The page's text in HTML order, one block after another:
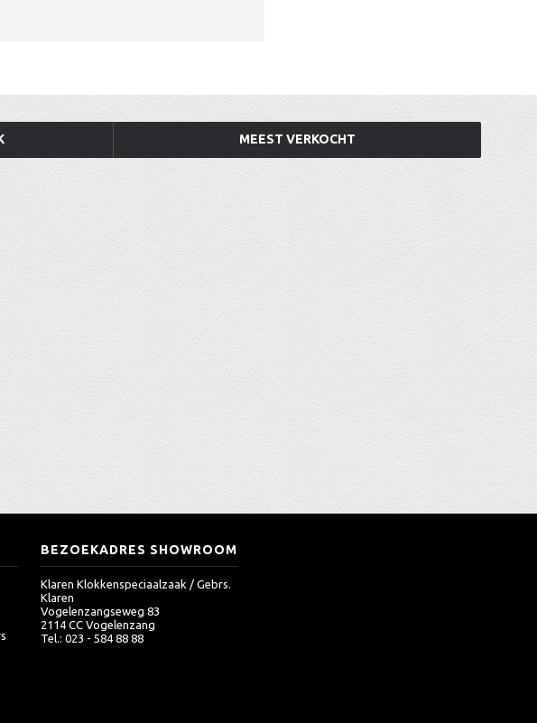
MEEST VERKOCHT
BEZOEKADRES SHOWROOM
Klaren Klokkenspeciaalzaak / Gebrs.
Klaren
Vogelenzangseweg 83
2114 CC Vogelenzang
Tel.: 023 - 584 88 88